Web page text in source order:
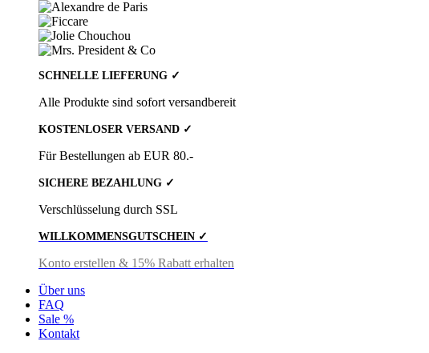
SCHNELLE LIEFERUNG ✓
Alle Produkte sind sofort versandbereit
KOSTENLOSER VERSAND ✓
Für Bestellungen ab EUR 80.-
SICHERE BEZAHLUNG ✓
Verschlüsselung durch SSL
WILLKOMMENSGUTSCHEIN ✓
Konto erstellen & 15% Rabatt erhalten
Über uns
FAQ
Sale %
Kontakt